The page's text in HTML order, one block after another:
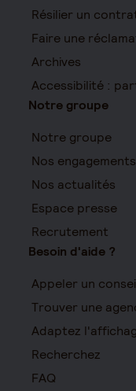
Résilier un
Faire une
Archives
Accessibilité :
Notre groupe
Notre groupe
Nos engagements
Nos actualités
Espace presse
Recrutement
Besoin d'aide ?
Appeler un
Trouver une
Adaptez
Recherchez
FAQ